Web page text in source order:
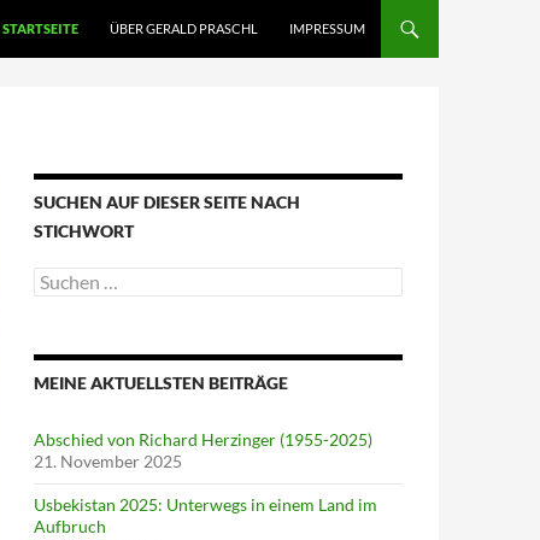
STARTSEITE ÜBER GERALD PRASCHL IMPRESSUM
SUCHEN AUF DIESER SEITE NACH
STICHWORT
Suche
nach:
MEINE AKTUELLSTEN BEITRÄGE
Abschied von Richard Herzinger (1955-2025)
21. November 2025
Usbekistan 2025: Unterwegs in einem Land im
Aufbruch